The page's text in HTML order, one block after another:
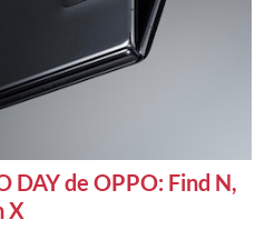
DAY de OPPO: Find N,
X